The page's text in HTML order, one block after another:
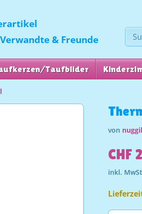
& Freunde
Taufbilder
von
CHF
inkl.